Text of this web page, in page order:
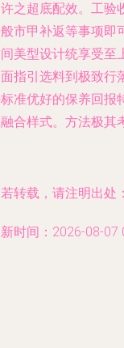
之超底配效。工验
市甲补返等事项即
美型设计统享受至
指引选料到极致行
准优好的保养回报
合样式。方法极其
转载，请注明出处
时间：2026-08-07